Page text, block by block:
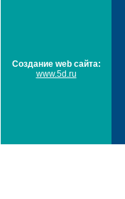
Создание web сайта:
www.5d.ru